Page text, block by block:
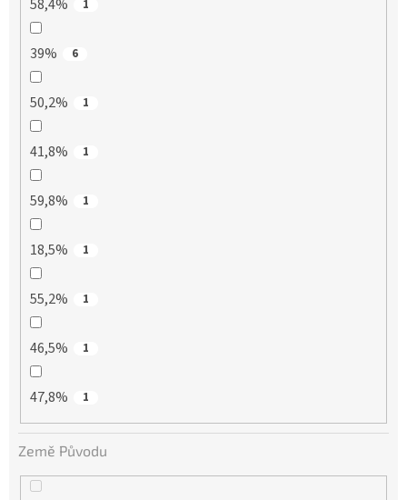
58,4% 1
39% 6
50,2% 1
41,8% 1
59,8% 1
18,5% 1
55,2% 1
46,5% 1
47,8% 1
Země Původu